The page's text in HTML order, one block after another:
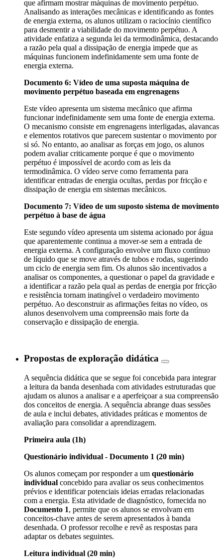
que afirmam mostrar máquinas de movimento perpétuo.
Analisando as interações mecânicas e identificando as fontes
de energia externa, os alunos utilizam o raciocínio científico
para desmentir a viabilidade do movimento perpétuo. A
atividade enfatiza a segunda lei da termodinâmica, destacando
a razão pela qual a dissipação de energia impede que as
máquinas funcionem indefinidamente sem uma fonte de
energia externa.
Documento 6: Vídeo de uma suposta máquina de
movimento perpétuo baseada em engrenagens
Este vídeo apresenta um sistema mecânico que afirma
funcionar indefinidamente sem uma fonte de energia externa.
O mecanismo consiste em engrenagens interligadas, alavancas
e elementos rotativos que parecem sustentar o movimento por
si só. No entanto, ao analisar as forças em jogo, os alunos
podem avaliar criticamente porque é que o movimento
perpétuo é impossível de acordo com as leis da
termodinâmica. O vídeo serve como ferramenta para
identificar entradas de energia ocultas, perdas por fricção e
dissipação de energia em sistemas mecânicos.
Documento 7: Vídeo de um suposto sistema de movimento
perpétuo à base de água
Este segundo vídeo apresenta um sistema acionado por água
que aparentemente continua a mover-se sem a entrada de
energia externa. A configuração envolve um fluxo contínuo
de líquido que se move através de tubos e rodas, sugerindo
um ciclo de energia sem fim. Os alunos são incentivados a
analisar os componentes, a questionar o papel da gravidade e
a identificar a razão pela qual as perdas de energia por fricção
e resistência tornam inatingível o verdadeiro movimento
perpétuo. Ao desconstruir as afirmações feitas no vídeo, os
alunos desenvolvem uma compreensão mais forte da
conservação e dissipação de energia.
Propostas de exploração didática
A sequência didática que se segue foi concebida para integrar
a leitura da banda desenhada com atividades estruturadas que
ajudam os alunos a analisar e a aperfeiçoar a sua compreensão
dos conceitos de energia. A sequência abrange duas sessões
de aula e inclui debates, atividades práticas e momentos de
avaliação para consolidar a aprendizagem.
Primeira aula (1h)
Questionário individual - Documento 1 (20 min)
Os alunos começam por responder a um questionário
individual concebido para avaliar os seus conhecimentos
prévios e identificar potenciais ideias erradas relacionadas
com a energia. Esta atividade de diagnóstico, fornecida no
Documento 1, permite que os alunos se envolvam em
conceitos-chave antes de serem apresentados à banda
desenhada. O professor recolhe e revê as respostas para
adaptar os debates seguintes.
Leitura individual (20 min)